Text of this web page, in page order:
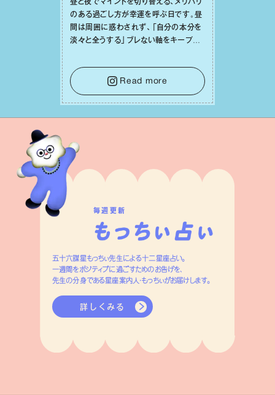
昼と夜でマインドを切り替える、メリハリ
のある過ごし⽅が幸運を呼ぶ⽇です。昼
間は周囲に惑わされず、「⾃分の本分を
淡々と全うする」ブレない軸をキープし
⾔葉に流されないよう、⼼にしっかりブ
レーキをかけること。この意識の切り替
えが、あなたに確かな安⼼感をもたらす
はずです。
Read more
毎週更新
五十六謀星もっちぃ先生による十二星座占い。
一週間をポジティブに過ごすためのお告げを、
先生の分身である星座案内人・もっちぃがお届けします。
詳しくみる